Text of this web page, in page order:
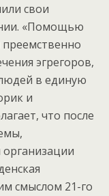
свои
«Помощью
эгрегоров,
в единую
и
что после
смыслом 21-го